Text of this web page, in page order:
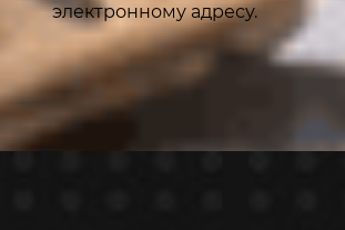
электронному адресу.